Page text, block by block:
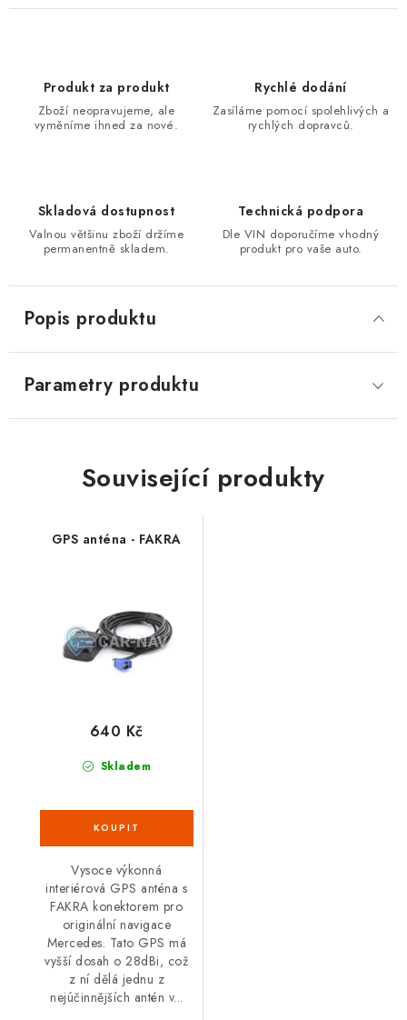
Produkt za produkt
Zboží neopravujeme, ale
vyměníme ihned za nové.
Rychlé dodání
Zasíláme pomocí spolehlivých a
rychlých dopravců.
Skladová dostupnost
Valnou většinu zboží držíme
permanentně skladem.
Technická podpora
Dle VIN doporučíme vhodný
produkt pro vaše auto.
Popis produktu
Parametry produktu
Související produkty
GPS anténa - FAKRA
Skladem
640 Kč
Vysoce výkonná
interiérová GPS anténa s
FAKRA konektorem pro
originální navigace
Mercedes. Tato GPS má
vyšší dosah o 28dBi, což
z ní dělá jednu z
nejúčinnějších antén v...